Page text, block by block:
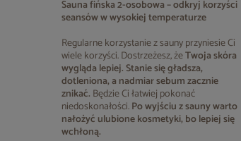
Sauna fińska 2-osobowa – odkryj korzyści
seansów w wysokiej temperaturze
Regularne korzystanie z sauny przyniesie Ci
wiele korzyści. Dostrzeżesz, żeTwoja skóra
wygląda lepiej. Stanie się gładsza,
dotleniona, a nadmiar sebum zacznie
znikać. Będzie Ci łatwiej pokonać
niedoskonałości.Po wyjściu z sauny warto
nałożyć ulubione kosmetyki, bo lepiej się
wchłoną.